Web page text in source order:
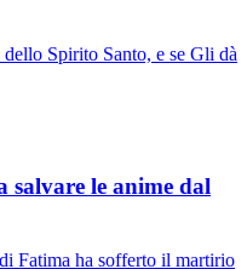
Spirito Santo, e se Gli dà
salvare le anime dal
Fatima ha sofferto il martirio